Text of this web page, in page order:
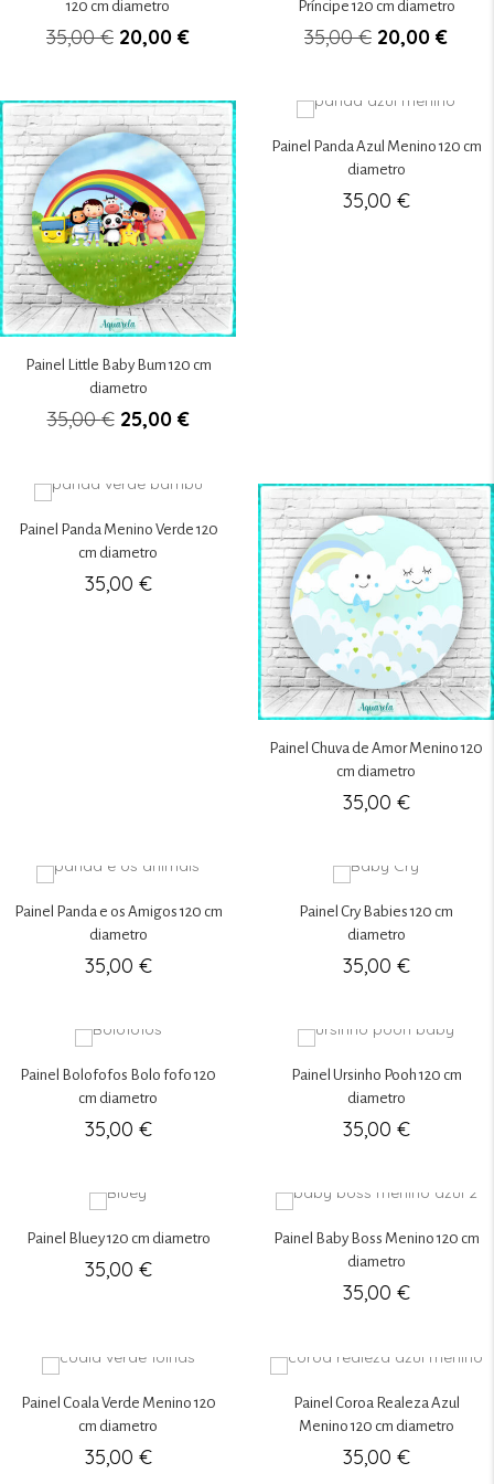
120 cm diametro
35,00€ O
era:
35,00 €.
20,00 €O
é:
20,00 €.
Príncipe 120 cm diametro
35,00€ O
35,00 €.
20,00 €O
Painel Little Baby Bum 120 cm
diametro
35,00€ O
35,00 €.
25,00 €O
25,00 €.
Painel Panda Azul Menino 120 cm
diametro
35,00 €
Painel Panda Menino Verde 120
cm diametro
35,00 €
Painel Chuva de Amor Menino 120
cm diametro
35,00 €
Painel Panda e os Amigos 120 cm
diametro
35,00 €
Painel Cry Babies 120 cm
diametro
35,00 €
Painel Bolofofos Bolo fofo 120
cm diametro
35,00 €
Painel Ursinho Pooh 120 cm
diametro
35,00 €
Painel Bluey 120 cm diametro
35,00 €
Painel Baby Boss Menino 120 cm
diametro
35,00 €
Painel Coala Verde Menino 120
cm diametro
35,00 €
Painel Coroa Realeza Azul
Menino 120 cm diametro
35,00 €